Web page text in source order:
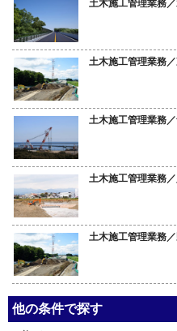
土木施工管理業務
土木施工管理業務
土木施工管理業務
土木施工管理業務
土木施工管理業務
他の条件で探す